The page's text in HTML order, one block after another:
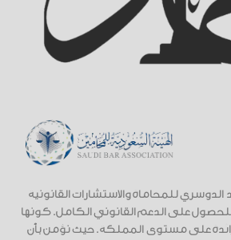
للمحاماة والاستشارات القانونية
للحصول على الدعم القانوني الكامل. كونها
على مستوى المملكة. حيث نؤمن بأن